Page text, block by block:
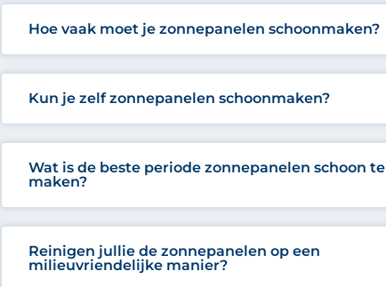
Hoe vaak moet je zonnepanelen schoonmaken?
Kun je zelf zonnepanelen schoonmaken?
Wat is de beste periode zonnepanelen schoon te
maken?
Reinigen jullie de zonnepanelen op een
milieuvriendelijke manier?